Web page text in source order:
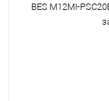
BES M12MI-